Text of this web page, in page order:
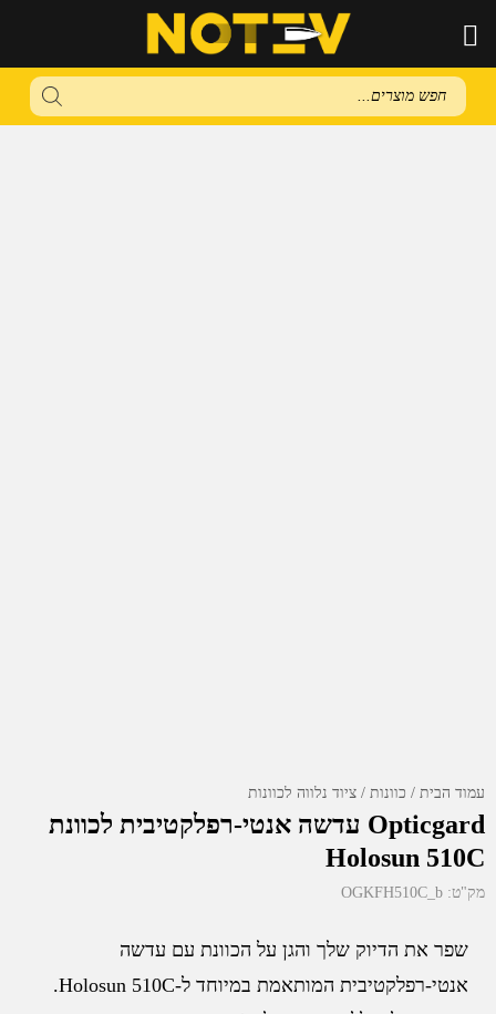
Products
search
עמוד הבית כוונות ציוד נלווה לכוונות
Opticgard עדשה אנטי-רפלקטיבית לכוונת
Holosun 510C
מק"ט: OGKFH510C_b
שפר את הדיוק שלך והגן על הכוונת עם עדשה
אנטי-רפלקטיבית המותאמת במיוחד ל-Holosun 510C.